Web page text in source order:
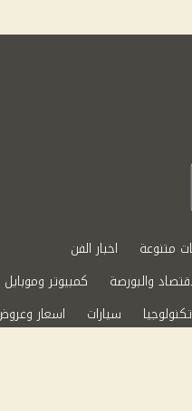
متنوعة
اخبار الفن
والبورصة
كمبيوتر وموبايل
تكنولوجيا سيارات
اسعار